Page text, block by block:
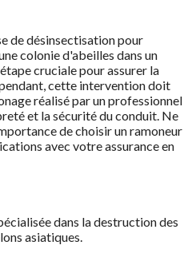
de désinsectisation pour
colonie d'abeilles dans un
cruciale pour assurer la
cette intervention doit
réalisé par un professionnel
et la sécurité du conduit. Ne
de choisir un ramoneur
avec votre assurance en
dans la destruction des
asiatiques.